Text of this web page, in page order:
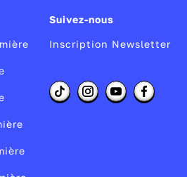
Suivez-nous
Inscription Newsletter